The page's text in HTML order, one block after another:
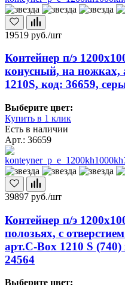
19519 руб./шт
Контейнер п/э
конусный, на ножках,
1210S, код: 36659,
Выберите цвет:
Купить в 1 клик
Есть в наличии
Арт.: 36659
39897 руб./шт
Контейнер п/э
полозьях, с
арт.C-Box 1210 S
24564
Выберите цвет: